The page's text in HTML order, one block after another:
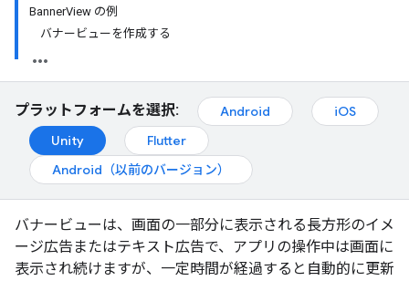
BannerView の例
バナービューを作成する
プラットフォームを選択: Android
iOS
Unity
Flutter
Android（以前のバージョン）
バナービューは、画面の一部分に表示される長方形のイメ
ージ広告またはテキスト広告で、アプリの操作中は画面に
表示され続けますが、一定時間が経過すると自動的に更新